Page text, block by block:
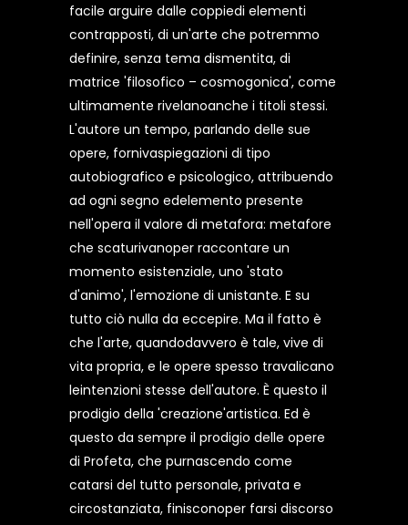
facile arguire dalle coppiedi elementi
contrapposti, di un'arte che potremmo
definire, senza tema dismentita, di
matrice 'filosofico – cosmogonica', come
ultimamente rivelanoanche i titoli stessi.
L'autore un tempo, parlando delle sue
opere, fornivaspiegazioni di tipo
autobiografico e psicologico, attribuendo
ad ogni segno edelemento presente
nell'opera il valore di metafora: metafore
che scaturivanoper raccontare un
momento esistenziale, uno 'stato
d'animo', l'emozione di unistante. E su
tutto ciò nulla da eccepire. Ma il fatto è
che l'arte, quandodavvero è tale, vive di
vita propria, e le opere spesso travalicano
leintenzioni stesse dell'autore. È questo il
prodigio della 'creazione'artistica. Ed è
questo da sempre il prodigio delle opere
di Profeta, che purnascendo come
catarsi del tutto personale, privata e
circostanziata, finisconoper farsi discorso